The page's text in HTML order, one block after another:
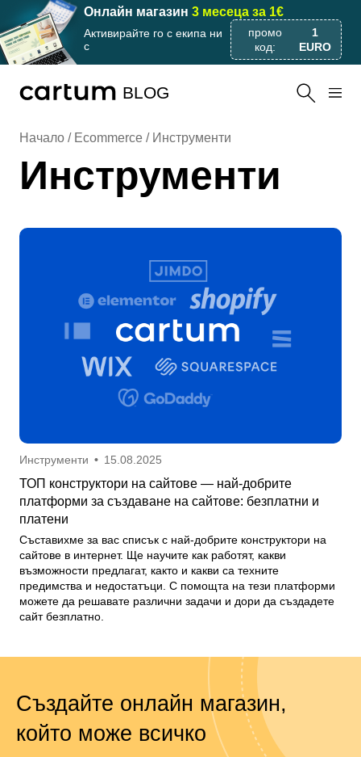
Онлайн магазин 3 месеца за 1€
Активирайте го с екипа ни
с
промо
код:
1
EURO
BLOG
Начало / Ecommerce / Инструменти
Инструменти
Инструменти • 15.08.2025
ТОП конструктори на сайтове — най-добрите
платформи за създаване на сайтове: безплатни и
платени
Съставихме за вас списък с най-добрите конструктори на
сайтове в интернет. Ще научите как работят, какви
възможности предлагат, както и какви са техните
предимства и недостатъци. С помощта на тези платформи
можете да решавате различни задачи и дори да създадете
сайт безплатно.
Създайте онлайн магазин,
който може всичко